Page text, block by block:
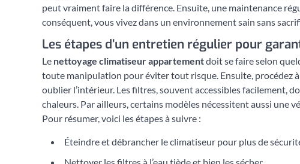
peut vraiment faire la différence. Ensuite, une maintenance
conséquent, vous vivez dans un environnement sain sans
Les étapes d’un entretien régulier pour
Le nettoyage climatiseur appartementdoit se faire selon
toute manipulation pour éviter tout risque. Ensuite, procédez
oublier l’intérieur. Les filtres, souvent accessibles facilement,
chaleurs. Par ailleurs, certains modèles nécessitent aussi une
Pour résumer, voici les étapes à suivre :
Éteindre et débrancher le climatiseur pour plus de